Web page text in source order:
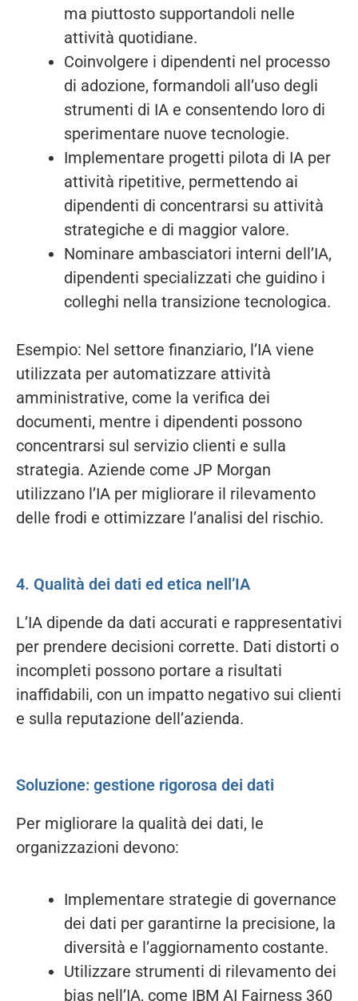
ma piuttosto supportandoli nelle
attività quotidiane.
Coinvolgere i dipendenti nel processo
di adozione, formandoli all’uso degli
strumenti di IA e consentendo loro di
sperimentare nuove tecnologie.
Implementare progetti pilota di IA per
attività ripetitive, permettendo ai
dipendenti di concentrarsi su attività
strategiche e di maggior valore.
Nominare ambasciatori interni dell’IA,
dipendenti specializzati che guidino i
colleghi nella transizione tecnologica.
Esempio: Nel settore finanziario, l’IA viene
utilizzata per automatizzare attività
amministrative, come la verifica dei
documenti, mentre i dipendenti possono
concentrarsi sul servizio clienti e sulla
strategia. Aziende come JP Morgan
utilizzano l’IA per migliorare il rilevamento
delle frodi e ottimizzare l’analisi del rischio.
4. Qualità dei dati ed etica nell’IA
L’IA dipende da dati accurati e rappresentativi
per prendere decisioni corrette. Dati distorti o
incompleti possono portare a risultati
inaffidabili, con un impatto negativo sui clienti
e sulla reputazione dell’azienda.
Soluzione: gestione rigorosa dei dati
Per migliorare la qualità dei dati, le
organizzazioni devono:
Implementare strategie di governance
dei dati per garantirne la precisione, la
diversità e l’aggiornamento costante.
Utilizzare strumenti di rilevamento dei
bias nell’IA, come IBM AI Fairness 360